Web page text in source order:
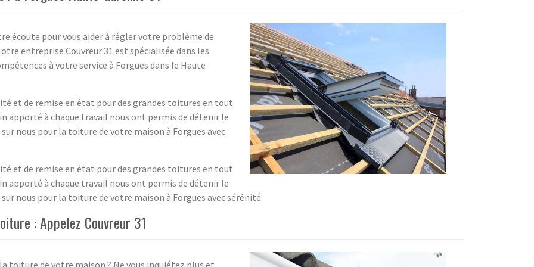
écoute pour vous aider à régler votre problème de
entreprise Couvreur 31 est spécialisée dans les
à votre service à Forgues dans le Haute-
et de remise en état pour des grandes toitures en tout
apporté à chaque travail nous ont permis de détenir le
nous pour la toiture de votre maison à Forgues avec
et de remise en état pour des grandes toitures en tout
apporté à chaque travail nous ont permis de détenir le
nous pour la toiture de votre maison à Forgues avec sérénité.
: Appelez Couvreur 31